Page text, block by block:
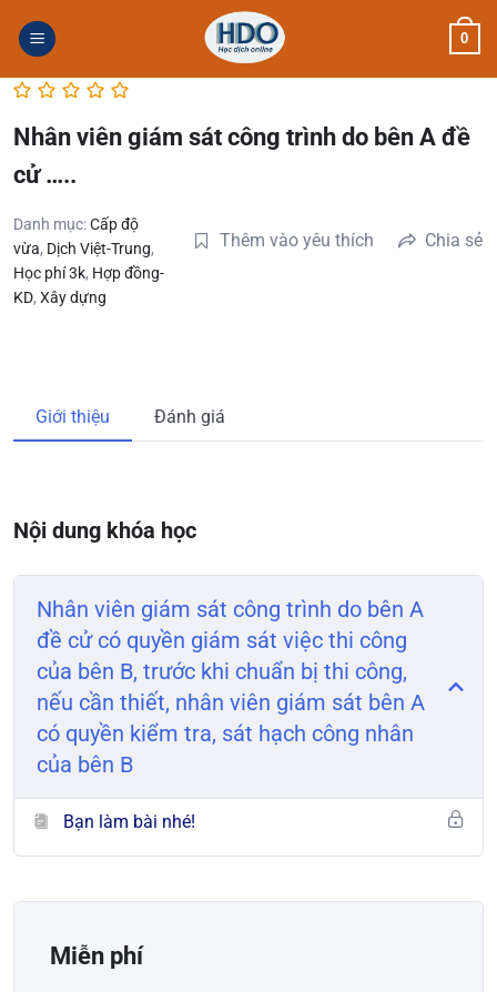
0
Nhân viên giám sát công trình do bên A đề
cử …..
Danh mục:Cấp độ
vừa, Dịch Việt-Trung,
Học phí 3k, Hợp đồng-
KD, Xây dựng
Thêm vào yêu thích Chia sẻ
Giới thiệu Đánh giá
Nội dung khóa học
Nhân viên giám sát công trình do bên A
đề cử có quyền giám sát việc thi công
của bên B, trước khi chuẩn bị thi công,
nếu cần thiết, nhân viên giám sát bên A
có quyền kiểm tra, sát hạch công nhân
của bên B
Bạn làm bài nhé!
Miễn phí